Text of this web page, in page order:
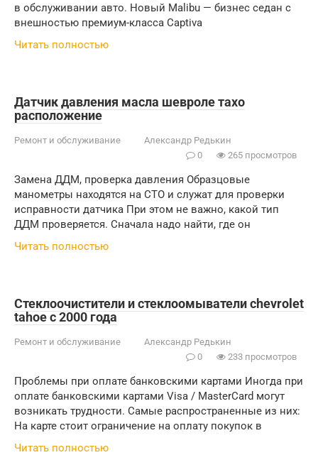
в обслуживании авто. Новый Мalibu — бизнес седан с
внешностью премиум-класса Captiva
Читать полностью
Датчик давления масла шевроле тахо
расположение
Ремонт и обслуживание
Александр Редькин
0
265 просмотров
Замена ДДМ, проверка давления Образцовые
манометры находятся на СТО и служат для проверки
исправности датчика При этом не важно, какой тип
ДДМ проверяется. Сначала надо найти, где он
Читать полностью
Стеклоочистители и стеклоомыватели chevrolet
tahoe с 2000 года
Ремонт и обслуживание
Александр Редькин
0
233 просмотров
Проблемы при оплате банковскими картами Иногда при
оплате банковскими картами Visa / MasterCard могут
возникать трудности. Самые распространенные из них:
На карте стоит ограничение на оплату покупок в
Читать полностью